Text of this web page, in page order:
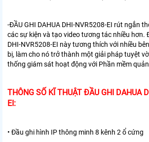
-ĐẦU GHI DAHUA DHI-NVR5208-EI rút ngắn
các sự kiện và tạo videotương tác nhiều hơn.
DHI-NVR5208-EI này tương thích với nhiều
bị, làm cho nó trở thành một giải pháp tuyệt
thống giám sát hoạt động với Phần mềm
THÔNG SỐ KĨ THUẬT ĐẦU GHI DAHUA
EI:
• Đầu ghi hình IP thông minh 8 kênh 2 ổ cứng